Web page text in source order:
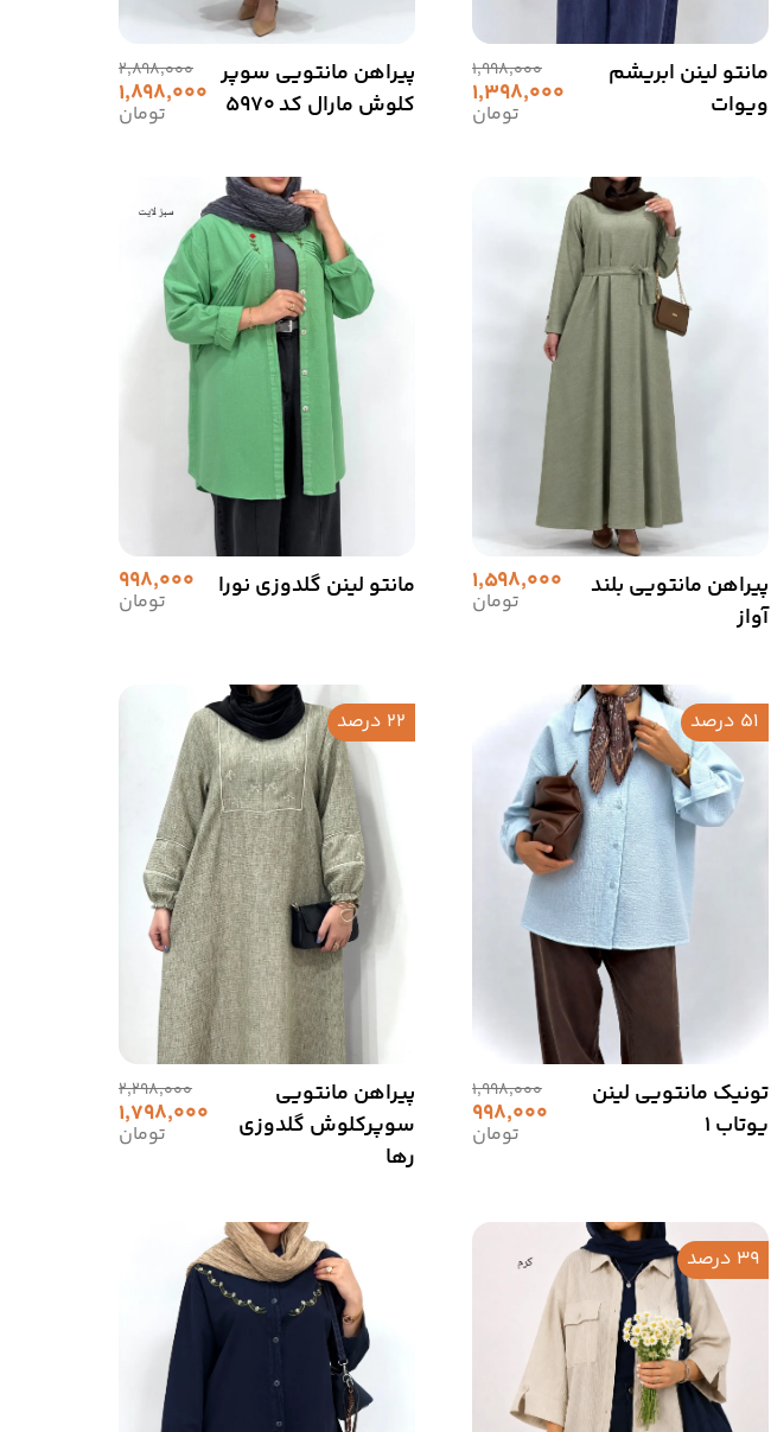
مانتو لینن ابریشم
ویوات
1,998,000
1,398,000
تومان
پیراهن مانتویی سوپر
کلوش مارال کد 5970
2,898,000
1,898,000
تومان
پیراهن مانتویی بلند
آواز
1,598,000
تومان مانتو لینن گلدوزی نورا 998,000
تومان
51 درصد
تونیک مانتویی لینن
یوتاب 1
1,998,000
998,000
تومان
22 درصد
پیراهن مانتویی
سوپرکلوش گلدوزی
رها
2,298,000
1,798,000
تومان
39 درصد